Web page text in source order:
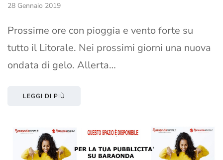
28 Gennaio 2019
Prossime ore con pioggia e vento forte su
tutto il Litorale. Nei prossimi giorni una nuova
ondata di gelo. Allerta…
LEGGI DI PIÙ